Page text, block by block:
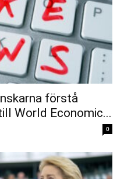
förstå
World Economic...
0